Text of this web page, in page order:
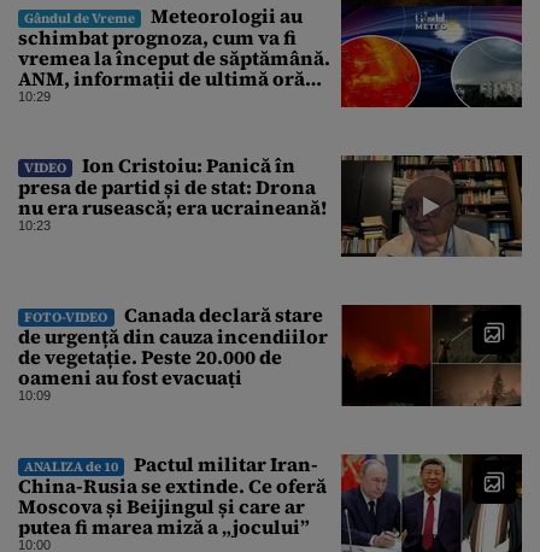
Gândul de Vreme
Meteorologii au
schimbat prognoza, cum va fi
vremea la început de săptămână.
ANM, informații de ultimă oră
pentru Gândul
10:29
VIDEO
Ion Cristoiu: Panică în
presa de partid și de stat: Drona
nu era rusească; era ucraineană!
10:23
FOTO-VIDEO
Canada declară stare
de urgență din cauza incendiilor
de vegetație. Peste 20.000 de
oameni au fost evacuați
10:09
ANALIZA de 10
Pactul militar Iran-
China-Rusia se extinde. Ce oferă
Moscova și Beijingul și care ar
putea fi marea miză a „jocului”
10:00